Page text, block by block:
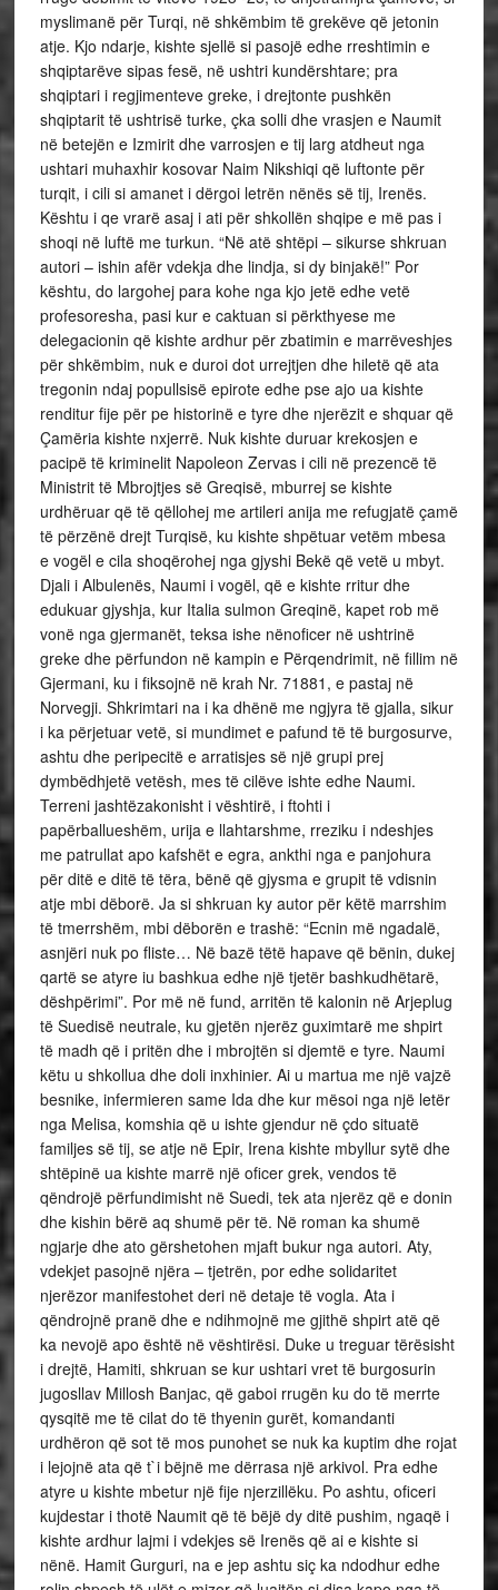
myslimanë për Turqi, në shkëmbim të grekëve që jetonin
atje. Kjo ndarje, kishte sjellë si pasojë edhe rreshtimin e
shqiptarëve sipas fesë, në ushtri kundërshtare; pra
shqiptari i regjimenteve greke, i drejtonte pushkën
shqiptarit të ushtrisë turke, çka solli dhe vrasjen e Naumit
në betejën e Izmirit dhe varrosjen e tij larg atdheut nga
ushtari muhaxhir kosovar Naim Nikshiqi që luftonte për
turqit, i cili si amanet i dërgoi letrën nënës së tij, Irenës.
Kështu i qe vrarë asaj i ati për shkollën shqipe e më pas i
shoqi në luftë me turkun. “Në atë shtëpi – sikurse shkruan
autori – ishin afër vdekja dhe lindja, si dy binjakë!” Por
kështu, do largohej para kohe nga kjo jetë edhe vetë
profesoresha, pasi kur e caktuan si përkthyese me
delegacionin që kishte ardhur për zbatimin e marrëveshjes
për shkëmbim, nuk e duroi dot urrejtjen dhe hiletë që ata
tregonin ndaj popullsisë epirote edhe pse ajo ua kishte
renditur fije për pe historinë e tyre dhe njerëzit e shquar që
Çamëria kishte nxjerrë. Nuk kishte duruar krekosjen e
pacipë të kriminelit Napoleon Zervas i cili në prezencë të
Ministrit të Mbrojtjes së Greqisë, mburrej se kishte
urdhëruar që të qëllohej me artileri anija me refugjatë çamë
të përzënë drejt Turqisë, ku kishte shpëtuar vetëm mbesa
e vogël e cila shoqërohej nga gjyshi Bekë që vetë u mbyt.
Djali i Albulenës, Naumi i vogël, që e kishte rritur dhe
edukuar gjyshja, kur Italia sulmon Greqinë, kapet rob më
vonë nga gjermanët, teksa ishe nënoficer në ushtrinë
greke dhe përfundon në kampin e Përqendrimit, në fillim në
Gjermani, ku i fiksojnë në krah Nr. 71881, e pastaj në
Norvegji. Shkrimtari na i ka dhënë me ngjyra të gjalla, sikur
i ka përjetuar vetë, si mundimet e pafund të të burgosurve,
ashtu dhe peripecitë e arratisjes së një grupi prej
dymbëdhjetë vetësh, mes të cilëve ishte edhe Naumi.
Terreni jashtëzakonisht i vështirë, i ftohti i
papërballueshëm, urija e llahtarshme, rreziku i ndeshjes
me patrullat apo kafshët e egra, ankthi nga e panjohura
për ditë e ditë të tëra, bënë që gjysma e grupit të vdisnin
atje mbi dëborë. Ja si shkruan ky autor për këtë marrshim
të tmerrshëm, mbi dëborën e trashë: “Ecnin më ngadalë,
asnjëri nuk po fliste… Në bazë tëtë hapave që bënin, dukej
qartë se atyre iu bashkua edhe një tjetër bashkudhëtarë,
dëshpërimi”. Por më në fund, arritën të kalonin në Arjeplug
të Suedisë neutrale, ku gjetën njerëz guximtarë me shpirt
të madh që i pritën dhe i mbrojtën si djemtë e tyre. Naumi
këtu u shkollua dhe doli inxhinier. Ai u martua me një vajzë
besnike, infermieren same Ida dhe kur mësoi nga një letër
nga Melisa, komshia që u ishte gjendur në çdo situatë
familjes së tij, se atje në Epir, Irena kishte mbyllur sytë dhe
shtëpinë ua kishte marrë një oficer grek, vendos të
qëndrojë përfundimisht në Suedi, tek ata njerëz që e donin
dhe kishin bërë aq shumë për të. Në roman ka shumë
ngjarje dhe ato gërshetohen mjaft bukur nga autori. Aty,
vdekjet pasojnë njëra – tjetrën, por edhe solidaritet
njerëzor manifestohet deri në detaje të vogla. Ata i
qëndrojnë pranë dhe e ndihmojnë me gjithë shpirt atë që
ka nevojë apo është në vështirësi. Duke u treguar tërësisht
i drejtë, Hamiti, shkruan se kur ushtari vret të burgosurin
jugosllav Millosh Banjac, që gaboi rrugën ku do të merrte
qysqitë me të cilat do të thyenin gurët, komandanti
urdhëron që sot të mos punohet se nuk ka kuptim dhe rojat
i lejojnë ata që t`i bëjnë me dërrasa një arkivol. Pra edhe
atyre u kishte mbetur një fije njerzillëku. Po ashtu, oficeri
kujdestar i thotë Naumit që të bëjë dy ditë pushim, ngaqë i
kishte ardhur lajmi i vdekjes së Irenës që ai e kishte si
nënë. Hamit Gurguri, na e jep ashtu siç ka ndodhur edhe